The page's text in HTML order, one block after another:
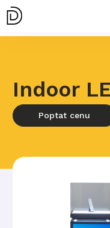
Indoor
Poptat cenu